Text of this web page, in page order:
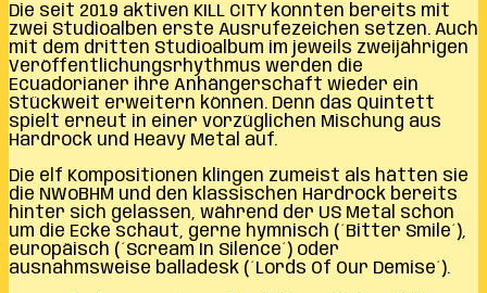
Die seit 2019 aktiven KILL CITY konnten bereits mit
zwei Studioalben erste Ausrufezeichen setzen. Auch
mit dem dritten Studioalbum im jeweils zweijährigen
Veröffentlichungsrhythmus werden die
Ecuadorianer ihre Anhängerschaft wieder ein
Stückweit erweitern können. Denn das Quintett
spielt erneut in einer vorzüglichen Mischung aus
Hardrock und Heavy Metal auf.
Die elf Kompositionen klingen zumeist als hätten sie
die NWoBHM und den klassischen Hardrock bereits
hinter sich gelassen, während der US Metal schon
um die Ecke schaut, gerne hymnisch (´Bitter Smile´),
europäisch (´Scream In Silence´) oder
ausnahmsweise balladesk (´Lords Of Our Demise´).